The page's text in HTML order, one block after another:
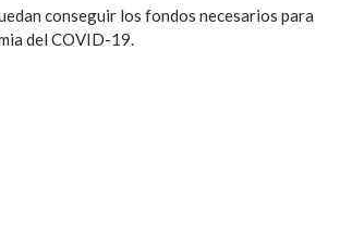
conseguir los fondos necesarios para
del COVID-19.